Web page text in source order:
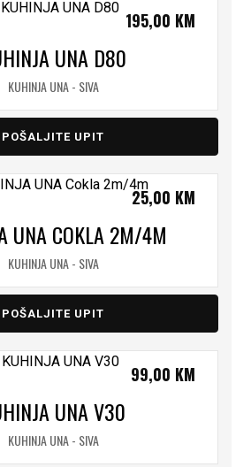
UNA D80
KUHINJA UNA - SIVA
195,00 KM
POŠALJITE UPIT
UNA COKLA 2M/4M
KUHINJA UNA - SIVA
25,00 KM
POŠALJITE UPIT
UNA V30
KUHINJA UNA - SIVA
99,00 KM